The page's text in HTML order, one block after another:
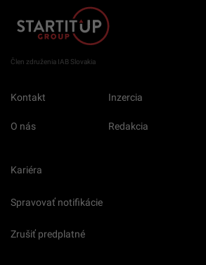
Člen združenia IAB Slovakia
Kontakt Inzercia
O nás Redakcia
Kariéra
Spravovať notifikácie
Zrušiť predplatné